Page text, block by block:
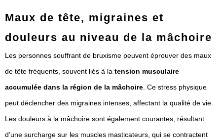
Maux de tête, migraines et
douleurs au niveau de la mâchoire
Les personnes souffrant de bruxisme peuvent éprouver des maux
de tête fréquents, souvent liés à la tension musculaire
accumulée dans la région de la mâchoire . Ce stress physique
peut déclencher des migraines intenses, affectant la qualité de vie.
Les douleurs à la mâchoire sont également courantes, résultant
d’une surcharge sur les muscles masticateurs, qui se contractent